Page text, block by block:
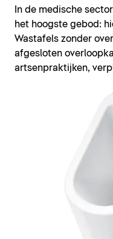
In de medische
het hoogste gebod:
Wastafels zonder
afgesloten
artsenpraktijken,